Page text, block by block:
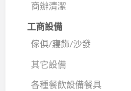
商辦清潔
工商設備
傢俱/寢飾/沙發
其它設備
各種餐飲設備餐具